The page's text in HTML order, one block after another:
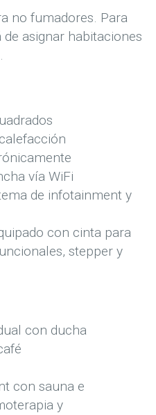
no fumadores. Para
asignar habitaciones
vía WiFi
de infotainment y
con cinta para
stepper y
con ducha
con sauna e
y